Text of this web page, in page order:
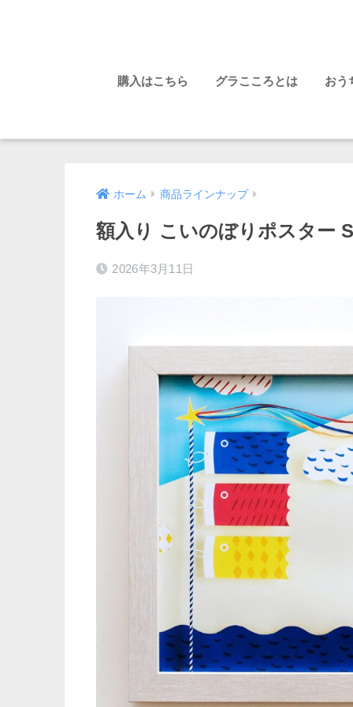
購入はこちら グラこころとは おう
ホーム 商品ラインナップ
額入り こいのぼりポスター
2026年3月11日